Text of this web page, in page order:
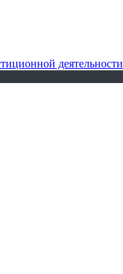
деятельности